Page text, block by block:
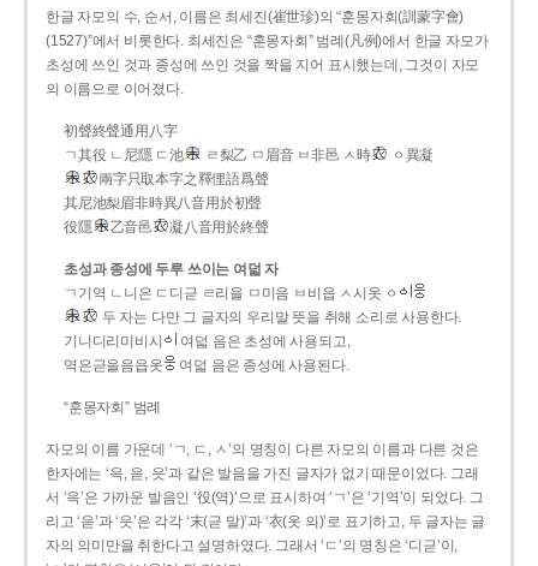
한글 자모의 수, 순서, 이름은 최세진(崔世珍)의 “훈몽자회(訓蒙字會)
(1527)”에서 비롯한다. 최세진은 “훈몽자회” 범례(凡例)에서 한글 자모가
초성에 쓰인 것과 종성에 쓰인 것을 짝을 지어 표시했는데, 그것이 자모
의 이름으로 이어졌다.
初聲終聲通用八字
ㄱ其役 ㄴ尼隱 ㄷ池
ㄹ梨乙 ㅁ眉音 ㅂ非邑 ㅅ時
ㆁ異凝
兩字只取本字之釋俚語爲聲
其尼池梨眉非時異八音用於初聲
役隱
乙音邑 凝八音用於終聲
초성과 종성에 두루 쓰이는 여덟 자
ㄱ기역 ㄴ니은 ㄷ디귿 ㄹ리을 ㅁ미음 ㅂ비읍 ㅅ시옷 ㆁ
두 자는 다만 그 글자의 우리말 뜻을 취해 소리로 사용한다.
기니디리미비시
여덟 음은 초성에 사용되고,
역은귿을음읍옷
여덟 음은 종성에 사용된다.
“훈몽자회” 범례
자모의 이름 가운데 ‘ㄱ, ㄷ, ㅅ’의 명칭이 다른 자모의 이름과 다른 것은
한자에는 ‘윽, 읃, 읏’과 같은 발음을 가진 글자가 없기 때문이었다. 그래
서 ‘윽’은 가까운 발음인 ‘役(역)’으로 표시하여 ‘ㄱ’은 ‘기역’이 되었다. 그
리고 ‘읃’과 ‘읏’은 각각 ‘末(귿 말)’과 ‘衣(옷 의)’로 표기하고, 두 글자는 글
자의 의미만을 취한다고 설명하였다. 그래서 ‘ㄷ’의 명칭은 ‘디귿’이,